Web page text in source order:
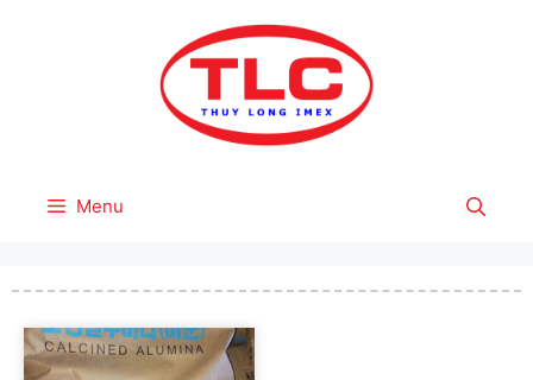
Menu